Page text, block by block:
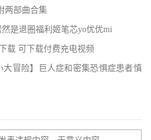
两部曲合集
是退圈福利姬笔芯yo优优mi
载 可下载付费充电视频
大冒险】巨人症和密集恐惧症患者慎